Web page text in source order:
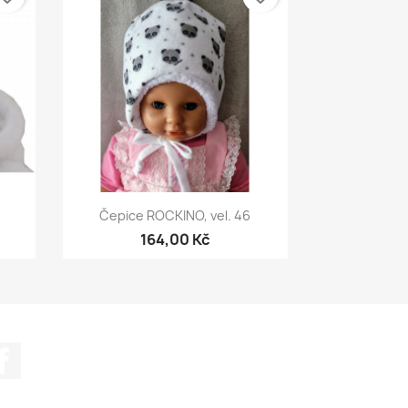
Rychlý náhled
Čepice ROCKINO, vel. 46
164,00 Kč